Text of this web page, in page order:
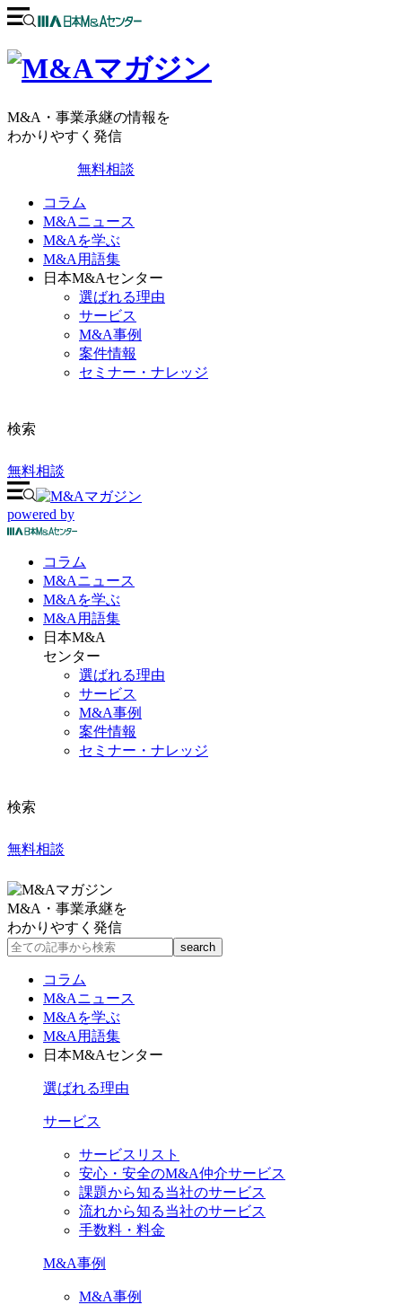
M&A・事業承継の情報を
わかりやすく発信
無料相談
コラム
M&Aニュース
M&Aを学ぶ
M&A用語集
日本M&Aセンター
選ばれる理由
サービス
M&A事例
案件情報
セミナー・ナレッジ
検索
無料相談
powered by
コラム
M&Aニュース
M&Aを学ぶ
M&A 用語集
日本M&A
センター
選ばれる理由
サービス
M&A事例
案件情報
セミナー・ナレッジ
検索
無料相談
M&A・事業承継を
わかりやすく発信
コラム
M&Aニュース
M&Aを学ぶ
M&A用語集
日本M&Aセンター
選ばれる理由
サービス
サービスリスト
安心・安全のM&A仲介サービス
課題から知る当社のサービス
流れから知る当社のサービス
手数料・料金
M&A事例
M&A事例